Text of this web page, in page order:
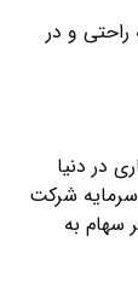
و در
در دنیا
شرکت
سهام به